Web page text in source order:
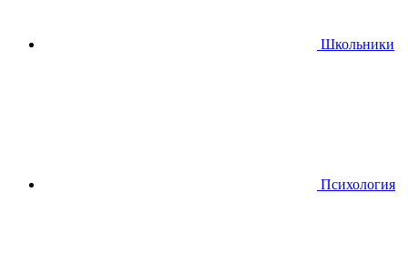
Школьники
Психология